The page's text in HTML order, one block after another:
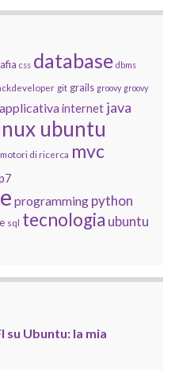
css database dbms
git grails groovy groovy
internet java
ubuntu
motori di ricerca mvc
programming python
sql tecnologia ubuntu
su Ubuntu: la mia